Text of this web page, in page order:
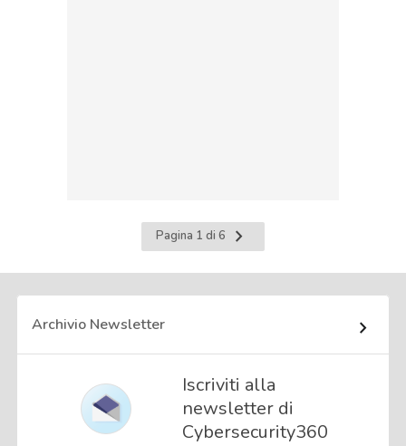
Pagina 1 di 6
Pagina
successiva
Archivio Newsletter
Iscriviti alla
newsletter di
Cybersecurity360